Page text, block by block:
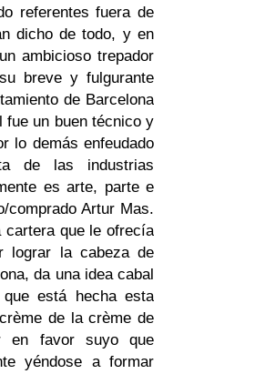
referentes fuera de
dicho de todo, y en
ambicioso trepador
breve y fulgurante
de Barcelona
fue un buen técnico y
lo demás enfeudado
de las industrias
es arte, parte e
comprado Artur Mas.
cartera que le ofrecía
lograr la cabeza de
da una idea cabal
está hecha esta
de la crème de
en favor suyo que
yéndose a formar